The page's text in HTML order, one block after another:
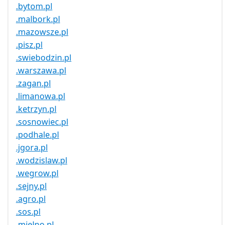
.bytom.pl
.malbork.pl
.mazowsze.pl
.pisz.pl
.swiebodzin.pl
.warszawa.pl
.zagan.pl
.limanowa.pl
.ketrzyn.pl
.sosnowiec.pl
.podhale.pl
.jgora.pl
.wodzislaw.pl
.wegrow.pl
.sejny.pl
.agro.pl
.sos.pl